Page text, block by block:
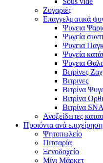
Ζυγαριές
Επαγγελματικά
Ψυγεια
Ψυγεία
Ψυγεια
Ψυγεία
Ψυγεια
Βιτρίνες
Βιτρινες
Βιτρίνα
Βιτρίνα
Βιτρίνα
Ανοξείδωτες
Προιόντα ανά επιχείρηση
Ψητοπωλείο
Πιτσαρία
Ξενοδοχείο
Μίνι Μάρκετ